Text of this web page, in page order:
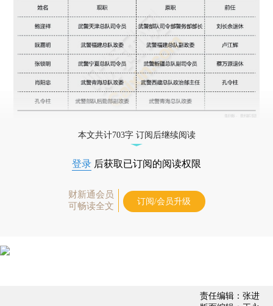
本文共计703字 订阅后继续阅读
登录 后获取已订阅的阅读权限
财新通会员
可畅读全文
订阅/会员升级
责任编辑：张进